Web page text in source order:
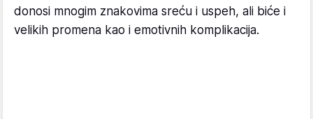
donosi mnogim znakovima sreću i uspeh, ali biće i
velikih promena kao i emotivnih komplikacija.